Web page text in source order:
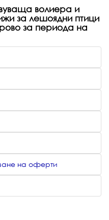
волиера и
за лешоядни птици
за периода на
на оферти